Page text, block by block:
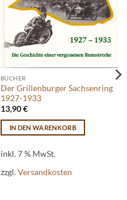
BÜCHER
Der Grillenburger Sachsenring
1927-1933
13,90€
IN DEN WARENKORB
inkl. 7 % MwSt.
zzgl.Versandkosten